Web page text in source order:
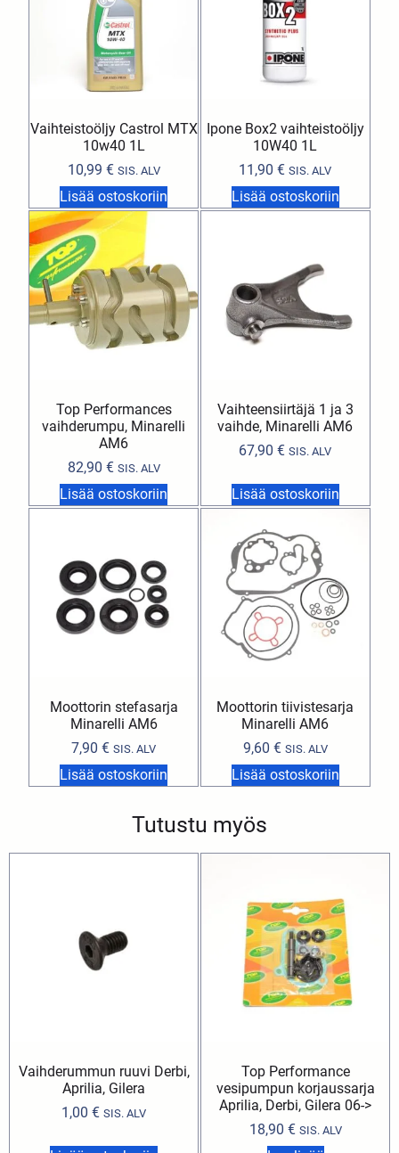
Vaihteistoöljy Castrol MTX
10w40 1L
10,99 € SIS. ALV
Lisää ostoskoriin
Ipone Box2 vaihteistoöljy
10W40 1L
11,90€ SIS. ALV
Lisää ostoskoriin
Top Performances
vaihderumpu, Minarelli
AM6
82,90 € SIS. ALV
Lisää ostoskoriin
Vaihteensiirtäjä 1 ja 3
vaihde, Minarelli AM6
67,90€ SIS. ALV
Lisää ostoskoriin
Moottorin stefasarja
Minarelli AM6
7,90€ SIS. ALV
Lisää ostoskoriin
Moottorin tiivistesarja
Minarelli AM6
9,60 € SIS. ALV
Lisää ostoskoriin
Tutustu myös
Vaihderummun ruuvi Derbi,
Aprilia, Gilera
1,00 € SIS. ALV
Top Performance
vesipumpun korjaussarja
Aprilia, Derbi, Gilera 06->
18,90 € SIS. ALV